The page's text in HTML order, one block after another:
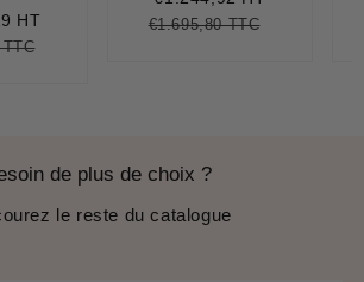
HT
€4.500,52
Prix
€1.695,80 TTC€1.695,80
de plus de choix ?
le reste du catalogue